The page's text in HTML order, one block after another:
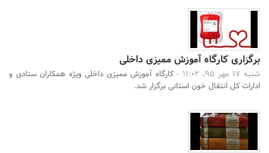
برگزاری کارگاه آموزش ممیزی داخلی
شنبه 17 مهر 95، 11:02 -
کارگاه آموزش ممیزی داخلی ویژه همکاران ستادی و
ادارات کل انتقال خون استانی برگزار شد.